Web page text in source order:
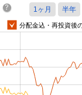
分配金込・再投資後